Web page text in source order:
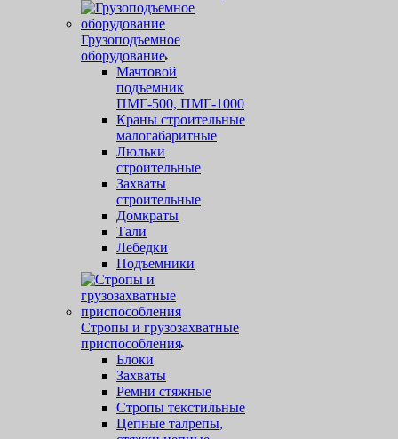
Грузоподъемное
оборудование
Мачтовой
подъемник
ПМГ-500, ПМГ-1000
Краны строительные
малогабаритные
Люльки
строительные
Захваты
строительные
Домкраты
Тали
Лебедки
Подъемники
Стропы и грузозахватные
приспособления
Блоки
Захваты
Ремни стяжные
Стропы текстильные
Цепные талрепы,